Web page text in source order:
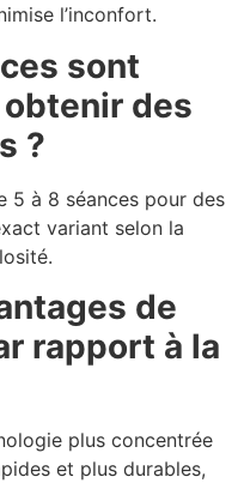
l’inconfort.
sont
des
?
5 à 8 séances pour des
variant selon la
de
rapport à la
plus concentrée
et plus durables,